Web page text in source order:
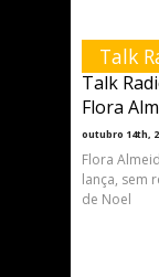
Talk
Talk
Flora
outubro 14th,
Flora
lança, sem
de Noel